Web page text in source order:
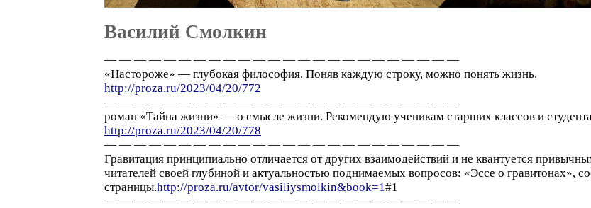
Василий Смолкин
— — — — — — — — — — — — — — — — — — — — — — — —
«Настороже» — глубокая философия. Поняв каждую строку, можно понять жизнь.
http://proza.ru/2023/04/20/772
— — — — — — — — — — — — — — — — — — — — — — — —
роман «Тайна жизни» — о смысле жизни. Рекомендую ученикам старших классов и
http://proza.ru/2023/04/20/778
— — — — — — — — — — — — — — — — — — — — — — — —
Гравитация принципиально отличается от других взаимодействий и не квантуется
читателей своей глубиной и актуальностью поднимаемых вопросов: «Эссе о гравитонах»,
страницы.http://proza.ru/avtor/vasiliysmolkin&book=1#1
— — — — — — — — — — — — — — — — — — — — — — — —